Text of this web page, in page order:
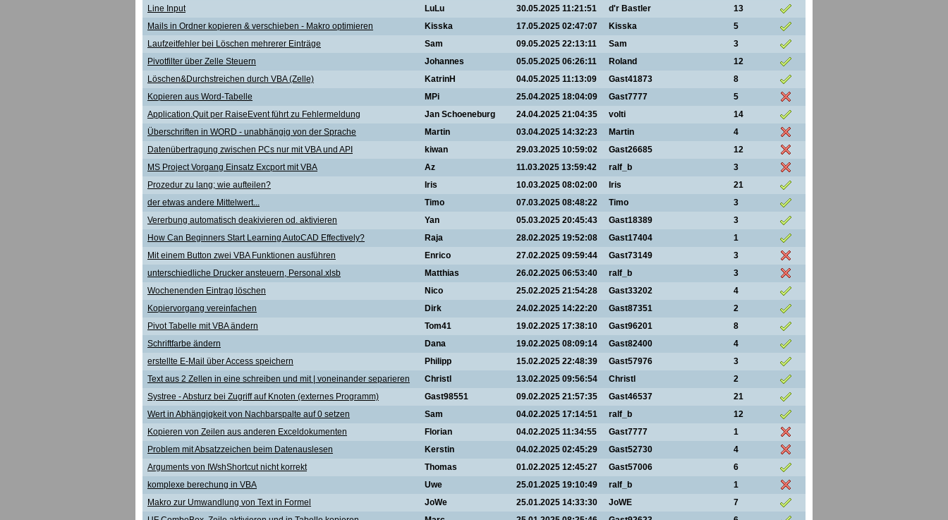
Line Input
LuLu 30.05.2025 11:21:51 d'r Bastler
13
Mails in Ordner kopieren & verschieben - Makro optimieren
Kisska 17.05.2025 02:47:07 Kisska
5
Laufzeitfehler bei Löschen mehrerer Einträge
Sam 09.05.2025 22:13:11 Sam
3
Pivotfilter über Zelle Steuern
Johannes 05.05.2025 06:26:11 Roland
12
Löschen&Durchstreichen durch VBA (Zelle)
KatrinH 04.05.2025 11:13:09 Gast41873
8
Kopieren aus Word-Tabelle
MPi 25.04.2025 18:04:09 Gast7777
5
Application.Quit per RaiseEvent führt zu Fehlermeldung
Jan Schoeneburg 24.04.2025 21:04:35 volti
14
Überschriften in WORD - unabhängig von der Sprache
Martin 03.04.2025 14:32:23 Martin
4
Datenübertragung zwischen PCs nur mit VBA und API
kiwan 29.03.2025 10:59:02 Gast26685
12
MS Project Vorgang Einsatz Excport mit VBA
Az 11.03.2025 13:59:42 ralf_b
3
Prozedur zu lang; wie aufteilen?
Iris 10.03.2025 08:02:00 Iris
21
der etwas andere Mittelwert...
Timo 07.03.2025 08:48:22 Timo
3
Vererbung automatisch deakivieren od. aktivieren
Yan 05.03.2025 20:45:43 Gast18389
3
How Can Beginners Start Learning AutoCAD Effectively?
Raja 28.02.2025 19:52:08 Gast17404
1
Mit einem Button zwei VBA Funktionen ausführen
Enrico 27.02.2025 09:59:44 Gast73149
3
unterschiedliche Drucker ansteuern, Personal.xlsb
Matthias 26.02.2025 06:53:40 ralf_b
3
Wochenenden Eintrag löschen
Nico 25.02.2025 21:54:28 Gast33202
4
Kopiervorgang vereinfachen
Dirk 24.02.2025 14:22:20 Gast87351
2
Pivot Tabelle mit VBA ändern
Tom41 19.02.2025 17:38:10 Gast96201
8
Schriftfarbe ändern
Dana 19.02.2025 08:09:14 Gast82400
4
erstellte E-Mail über Access speichern
Philipp 15.02.2025 22:48:39 Gast57976
3
Text aus 2 Zellen in eine schreiben und mit | voneinander separieren
Christl 13.02.2025 09:56:54 Christl
2
Systree - Absturz bei Zugriff auf Knoten (externes Programm)
Gast98551 09.02.2025 21:57:35 Gast46537
21
Wert in Abhängigkeit von Nachbarspalte auf 0 setzen
Sam 04.02.2025 17:14:51 ralf_b
12
Kopieren von Zeilen aus anderen Exceldokumenten
Florian 04.02.2025 11:34:55 Gast7777
1
Problem mit Absatzzeichen beim Datenauslesen
Kerstin 04.02.2025 02:45:29 Gast52730
4
Arguments von IWshShortcut nicht korrekt
Thomas 01.02.2025 12:45:27 Gast57006
6
komplexe berechung in VBA
Uwe 25.01.2025 19:10:49 ralf_b
1
Makro zur Umwandlung von Text in Formel
JoWe 25.01.2025 14:33:30 JoWE
7